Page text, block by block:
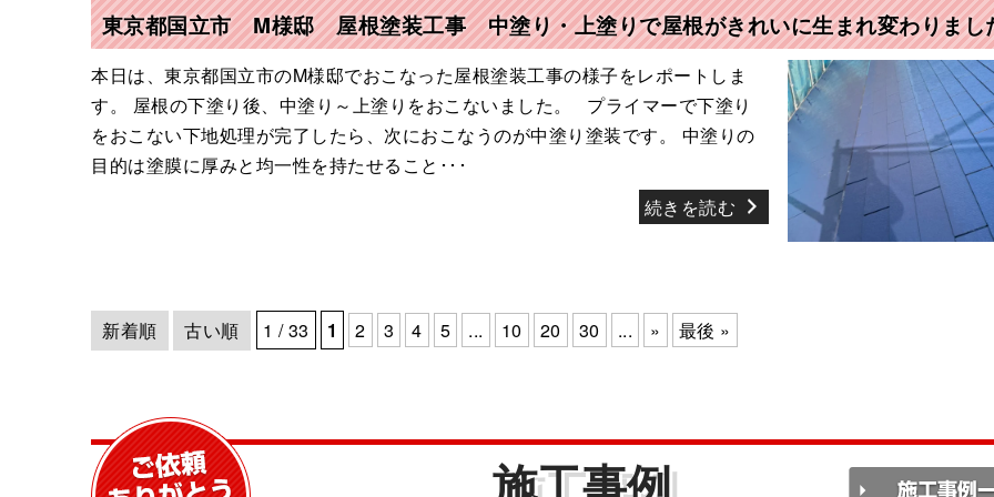
東京都国立市 M様邸 屋根塗装工事 中塗り・上塗りで屋根がきれいに生まれ変わりまし
本日は、東京都国立市のM様邸でおこなった屋根塗装工事の様子をレポートしま
す。 屋根の下塗り後、中塗り～上塗りをおこないました。 プライマーで下塗り
をおこない下地処理が完了したら、次におこなうのが中塗り塗装です。 中塗りの
目的は塗膜に厚みと均一性を持たせること･･･
続きを読む
新着順 古い順 1 / 33 1 2 3 4 5 ... 10 20 30 ... » 最後 »